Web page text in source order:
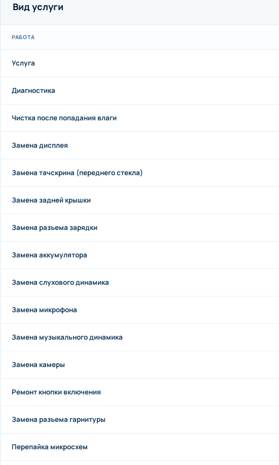
Вид услуги
РАБОТА
Услуга
Диагностика
Чистка после попадания влаги
Замена дисплея
Замена тачскрина (переднего стекла)
Замена задней крышки
Замена разъема зарядки
Замена аккумулятора
Замена слухового динамика
Замена микрофона
Замена музыкального динамика
Замена камеры
Ремонт кнопки включения
Замена разъема гарнитуры
Перепайка микросхем